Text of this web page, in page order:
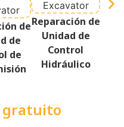
de
de
de
Reparación de
Unidad de
Control
Hidráulico
gratuito